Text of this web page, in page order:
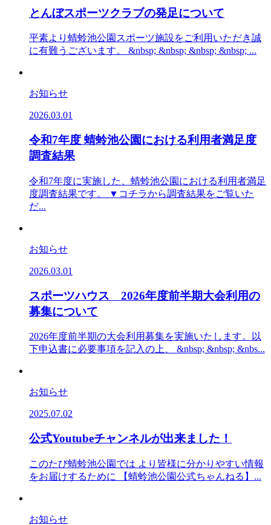
とんぼスポーツクラブの発足について
平素より蜻蛉池公園スポーツ施設をご利用いただき誠
に有難うございます。 &nbsp; &nbsp; &nbsp; &nbsp; ...
お知らせ
2026.03.01
令和7年度 蜻蛉池公園における利用者満足度
調査結果
令和7年度に実施した、蜻蛉池公園における利用者満足
度調査結果です。 ▼コチラから調査結果をご覧いた
だ...
お知らせ
2026.03.01
スポーツハウス 2026年度前半期大会利用の
募集について
2026年度前半期の大会利用募集を実施いたします。以
下申込書に必要事項を記入の上、 &nbsp; &nbsp; &nbs...
お知らせ
2025.07.02
公式Youtubeチャンネルが出来ました！
このたび蜻蛉池公園では より皆様に分かりやすい情報
をお届けするために 【蜻蛉池公園公式ちゃんねる】...
お知らせ